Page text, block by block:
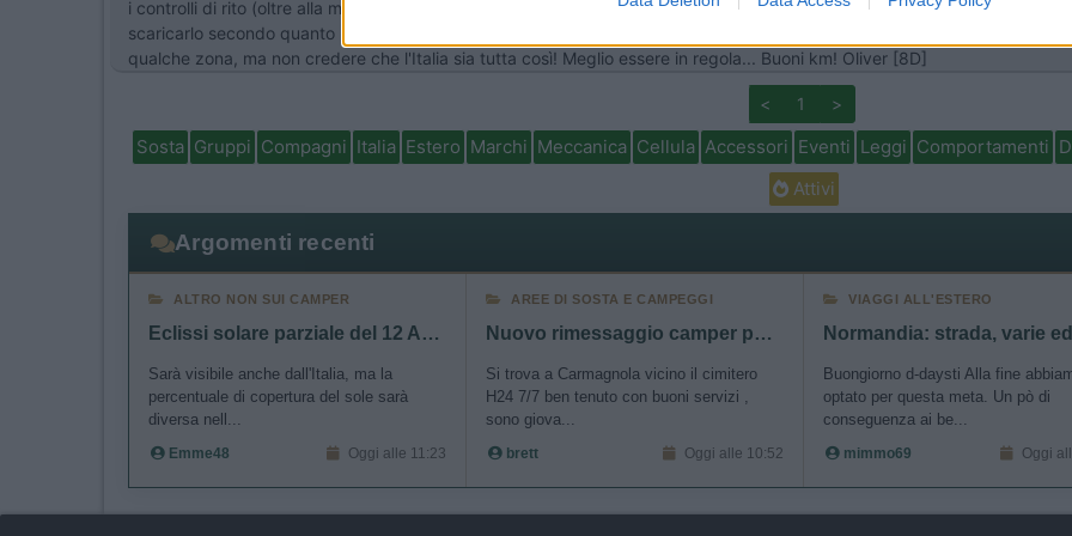
I want to allow Google to enable storage related to security, including
authentication functionality and fraud prevention, and other user protection.
i controlli di rito (oltre alla multa) e va regolarizzato. All'estero è più facile che scatti anche il sequestro del mezzo oltre
scaricarlo secondo quanto previsto dal libretto, per riportarlo in Italia bisogna affittare una bisarca... Per Privideo:
qualche zona, ma non credere che l'Italia sia tutta così! Meglio essere in regola... Buoni km! Oliver [8D]
< 1 >
Sosta Gruppi Compagni Italia Estero Marchi Meccanica Cellula Accessori Eventi Leggi Comportamenti
Attivi
Argomenti recenti
ALTRO NON SUI CAMPER
Eclissi solare parziale del 12 Agosto 2026
Sarà visibile anche dall'Italia, ma la
percentuale di copertura del sole sarà
diversa nell...
Emme48 Oggi alle 11:23
AREE DI SOSTA E CAMPEGGI
Nuovo rimessaggio camper posti coperti e scoperti
Si trova a Carmagnola vicino il cimitero
H24 7/7 ben tenuto con buoni servizi ,
sono giova...
brett Oggi alle 10:52
VIAGGI ALL'ESTERO
Buongiorno d-daysti Alla fine
optato per questa meta. Un pò di
conseguenza ai be...
mimmo69 Oggi